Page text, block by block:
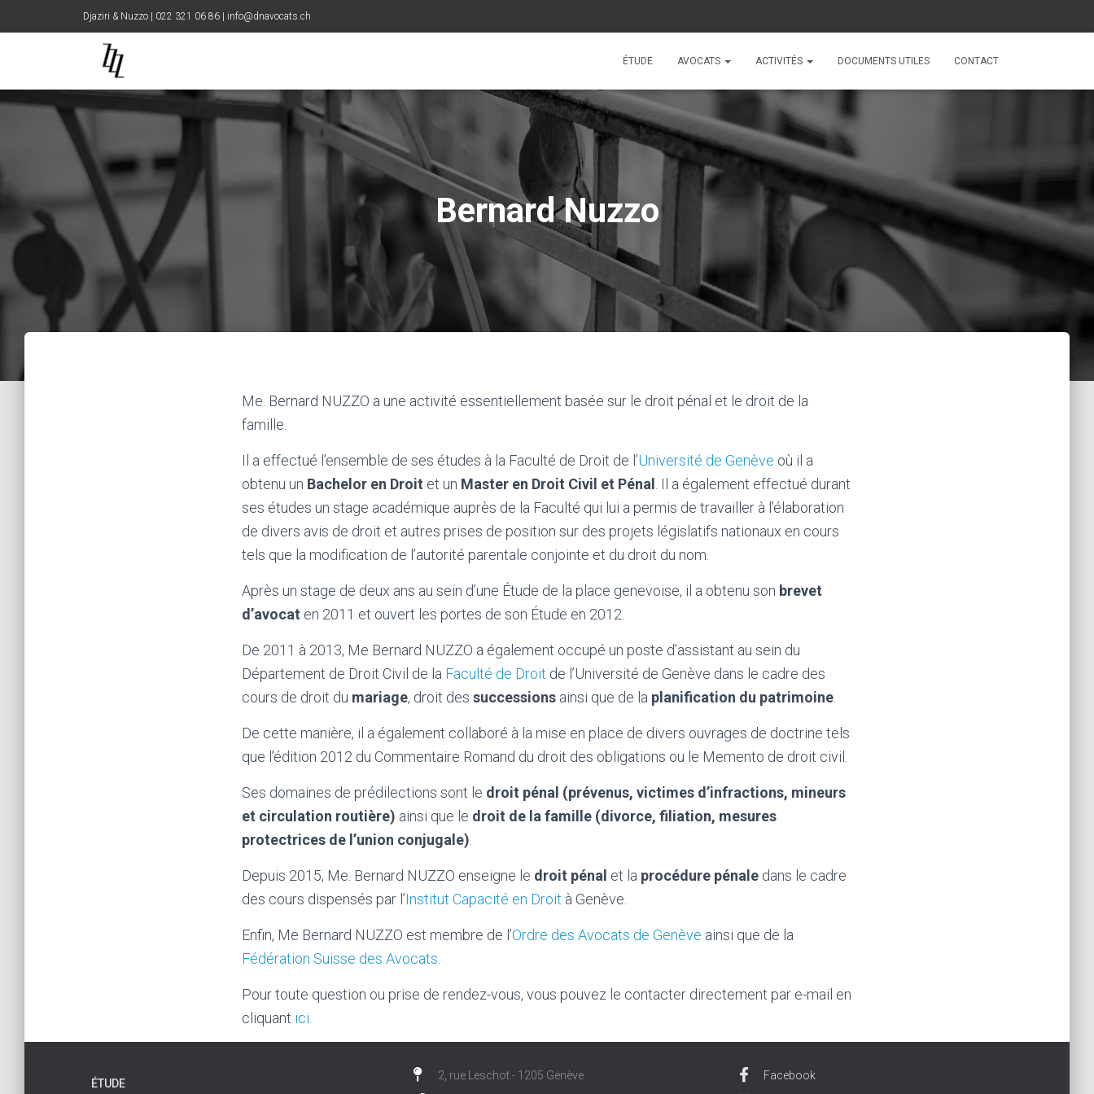
Djaziri & Nuzzo | 022 321 06 86 | info@dnavocats.ch
ÉTUDE AVOCATS ACTIVITÉS DOCUMENTS UTILES CONTACT
Bernard Nuzzo
Me. Bernard NUZZO a une activité essentiellement basée sur le droit pénal et le droit de la
famille.
Il a effectué l’ensemble de ses études à la Faculté de Droit de l’Université de Genève où il a
obtenu un Bachelor en Droit et un Master en Droit Civil et Pénal
. Il a également effectué durant
ses études un stage académique auprès de la Faculté qui lui a permis de travailler à l’élaboration
de divers avis de droit et autres prises de position sur des projets législatifs nationaux en cours
tels que la modification de l’autorité parentale conjointe et du droit du nom.
Après un stage de deux ans au sein d’une Étude de la place genevoise, il a obtenu son brevet
d’avocat en 2011 et ouvert les portes de son Étude en 2012.
De 2011 à 2013, Me Bernard NUZZO a également occupé un poste d’assistant au sein du
Département de Droit Civil de la Faculté de Droit de l’Université de Genève dans le cadre des
cours de droit du mariage, droit des successions ainsi que de la planification du patrimoine
De cette manière, il a également collaboré à la mise en place de divers ouvrages de doctrine tels
que l’édition 2012 du Commentaire Romand du droit des obligations ou le Memento de droit civil.
Ses domaines de prédilections sont le droit pénal (prévenus, victimes d’infractions, mineurs
et circulation routière) ainsi que le droit de la famille (divorce, filiation, mesures
protectrices de l’union conjugale)
Depuis 2015, Me. Bernard NUZZO enseigne le droit pénal et la procédure pénale dans le cadre
des cours dispensés par l’Institut Capacité en Droit à Genève.
Enfin, Me Bernard NUZZO est membre de l’Ordre des Avocats de Genève ainsi que de la
Fédération Suisse des Avocats
Pour toute question ou prise de rendez-vous, vous pouvez le contacter directement par e-mail en
cliquant ici.
ÉTUDE
2, rue Leschot - 1205 Genève Facebook